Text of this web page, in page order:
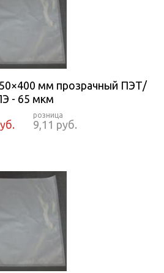
мм прозрачный ПЭТ/
- 65 мкм
9,11 руб.